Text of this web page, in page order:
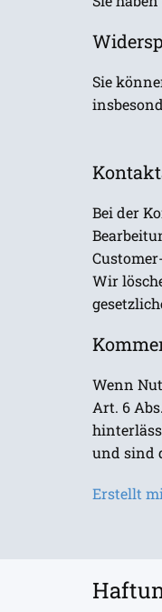
Sie
Bei der
Wir
Wenn
Art. 6
und sind
Erstellt